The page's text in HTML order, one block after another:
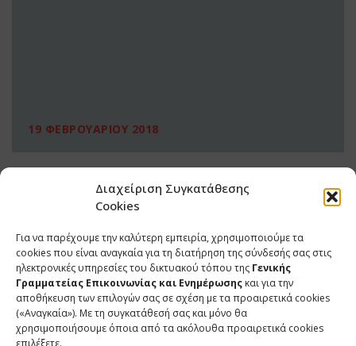
Διαχείριση Συγκατάθεσης
Cookies
Για να παρέχουμε την καλύτερη εμπειρία, χρησιμοποιούμε τα
cookies που είναι αναγκαία για τη διατήρηση της σύνδεσής σας στις
ηλεκτρονικές υπηρεσίες του δικτυακού τόπου της Γενικής
Γραμματείας Επικοινωνίας και Ενημέρωσης και για την
αποθήκευση των επιλογών σας σε σχέση με τα προαιρετικά cookies
(«Αναγκαία»). Με τη συγκατάθεσή σας και μόνο θα
χρησιμοποιήσουμε όποια από τα ακόλουθα προαιρετικά cookies
επιλέξετε.
19 ΦΕΒΡΟΥΑΡΙΟΥ 2018
ΕΠΙΚΟΙΝΩΝΙΑ